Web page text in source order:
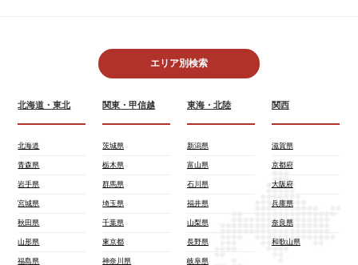
エリア別検索
北海道・東北
北海道
青森県
岩手県
宮城県
秋田県
山形県
福島県
関東・甲信越
茨城県
栃木県
群馬県
埼玉県
千葉県
東京都
神奈川県
東海・北陸
新潟県
富山県
石川県
福井県
山梨県
長野県
岐阜県
関西
滋賀県
京都府
大阪府
兵庫県
奈良県
和歌山県